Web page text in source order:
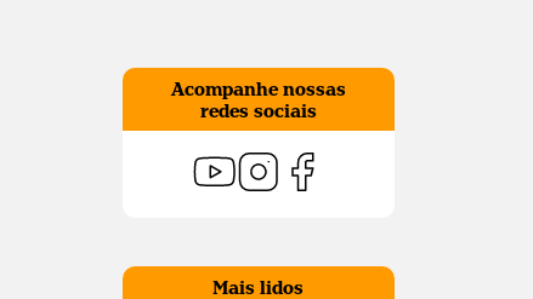
Acompanhe nossas
redes sociais
Mais lidos